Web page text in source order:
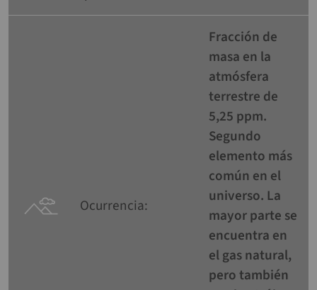
Ocurrencia:
Fracción de
masa en la
atmósfera
terrestre de
5,25 ppm.
Segundo
elemento más
común en el
universo. La
mayor parte se
encuentra en
el gas natural,
pero también